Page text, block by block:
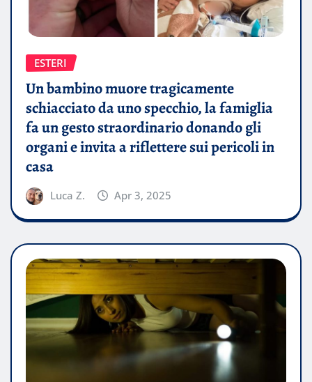
ESTERI
Un bambino muore tragicamente
schiacciato da uno specchio, la famiglia
fa un gesto straordinario donando gli
organi e invita a riflettere sui pericoli in
casa
Luca Z. Apr 3, 2025